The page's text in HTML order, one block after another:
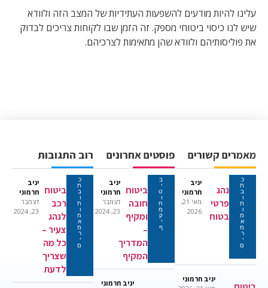
עלינו להיות מודעים להשפעות העתידיות של המצב הזה ולוודא
שיש לנו כיסוי ביטוחי מספק. זה הזמן שבו לקוחות צריכים לבדוק
את פוליסותיהם ולוודא שהן מתאימות לצרכיהם.
מאמרים קשורים
כ
ת
ב
ו
ת
ו
מ
א
מ
ר
י
ם
נהג
פרטי
בטוח
יניב
חרמוני
מאי 21,
2026
יניב חרמוני
פוסטים אחרונים
ב
י
ט
ו
ח
מ
ק
י
ף
ביטוח
חובה
ומקיף
–
המדריך
המקיף
יניב
חרמוני
דצמבר
23, 2024
יניב חרמוני
רוב התגובות
כ
ת
ב
ו
ת
ו
מ
א
מ
ר
י
ם
ביטוח
רכב
לנהג
צעיר –
כל מה
שצריך
לדעת
יניב
חרמוני
דצמבר
23, 2024